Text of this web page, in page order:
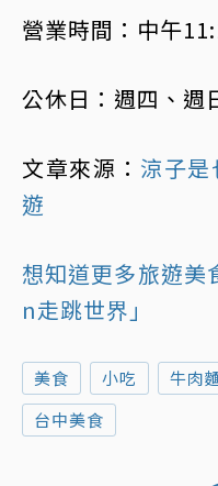
營業時間：中午
公休日：週四、週
文章來源： 涼子是
遊
想知道更多旅遊
n走跳世界」
美食 小吃 牛肉
台中美食